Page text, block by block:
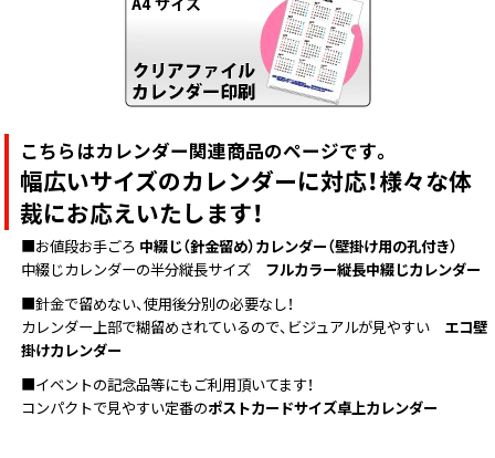
こちらはカレンダー関連商品のページです。
幅広いサイズのカレンダーに対応！様々な体
裁にお応えいたします！
■お値段お手ごろ 中綴じ（針金留め）カレンダー（壁掛け用の孔付き）
中綴じカレンダーの半分縦長サイズ フルカラー縦長中綴じカレンダー
■針金で留めない、使用後分別の必要なし！
カレンダー上部で糊留めされているので、ビジュアルが見やすい エコ壁
掛けカレンダー
■イベントの記念品等にもご利用頂いてます！
コンパクトで見やすい定番のポストカードサイズ卓上カレンダー
中綴じ冊子
無線綴じ冊子
封筒／クリアファイル